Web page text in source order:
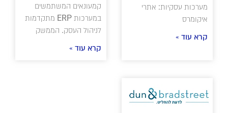
מערכות עסקיות: אתרי
איקומרס
קרא עוד »
קמעונאים המשתמשים
במערכות ERP מתקדמות
לניהול העסק. הממשק
קרא עוד »